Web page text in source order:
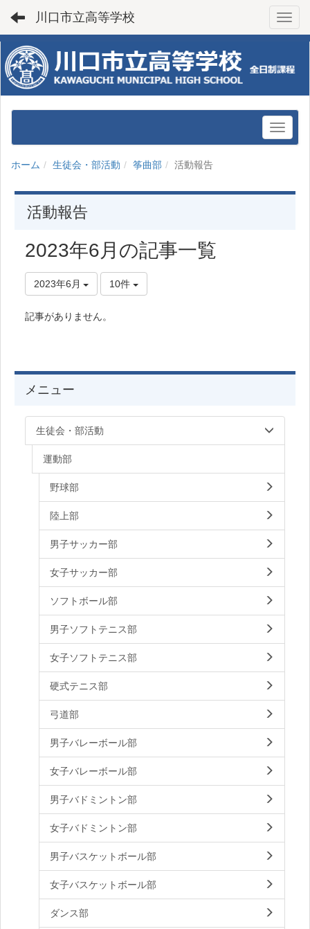
川口市立高等学校
ホーム 生徒会・部活動 筝曲部 活動報告
活動報告
2023年6月の記事一覧
2023年6月 10件
記事がありません。
メニュー
生徒会・部活動
運動部
野球部
陸上部
男子サッカー部
女子サッカー部
ソフトボール部
男子ソフトテニス部
女子ソフトテニス部
硬式テニス部
弓道部
男子バレーボール部
女子バレーボール部
男子バドミントン部
女子バドミントン部
男子バスケットボール部
女子バスケットボール部
ダンス部